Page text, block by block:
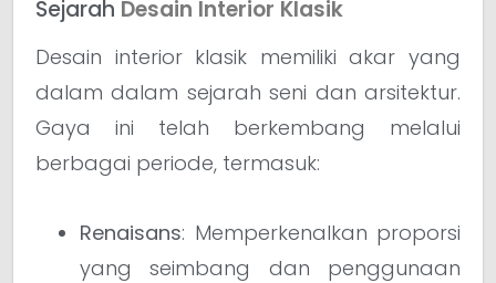
Sejarah Desain Interior Klasik
Desain interior klasik memiliki akar yang
dalam dalam sejarah seni dan arsitektur.
Gaya ini telah berkembang melalui
berbagai periode, termasuk:
Renaisans: Memperkenalkan proporsi
yang seimbang dan penggunaan